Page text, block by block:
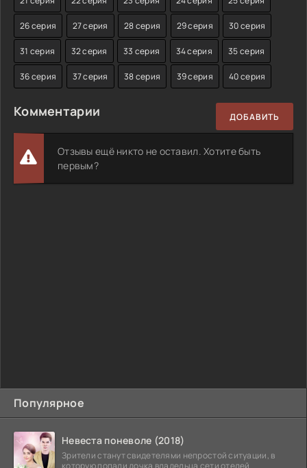
Популярное
Невеста поневоле (2018)
Зрители станут свидетелями непростой ситуации, в
которую попали дочка владельца сети отелей
26 серия 27 серия 28 серия 29 серия 30 серия
31 серия 32 серия 33 серия 34 серия 35 серия
36 серия 37 серия 38 серия 39 серия 40 серия
Комментарии ДОБАВИТЬ
Отзывы ещё никто не оставил. Хотите быть
первым?